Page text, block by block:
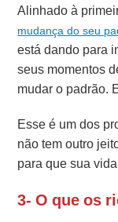
Alinhado à
mudança do seu
está dando para
seus momentos
mudar o padrão.
Esse é um dos
não tem outro
para que sua
3- O que os